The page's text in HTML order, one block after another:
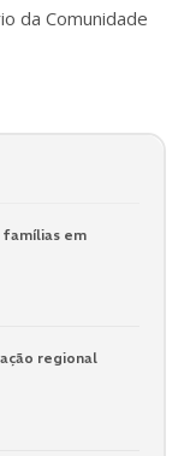
da Comunidade
em
regional